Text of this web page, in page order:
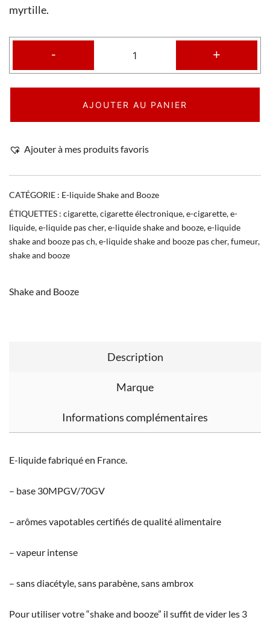
myrtille.
- +
AJOUTER AU PANIER
Ajouter à mes produits favoris
CATÉGORIE : E-liquide Shake and Booze
ÉTIQUETTES : cigarette,cigarette électronique,e-cigarette,e-
liquide,e-liquide pas cher,e-liquide shake and booze,e-liquide
shake and booze pas ch,e-liquide shake and booze pas cher,fumeur,
shake and booze
Shake and Booze
Description
Marque
Informations complémentaires
E-liquide fabriqué en France.
– base 30MPGV/70GV
– arômes vapotables certifiés de qualité alimentaire
– vapeur intense
– sans diacétyle, sans parabène, sans ambrox
Pour utiliser votre “shake and booze” il suffit de vider les 3